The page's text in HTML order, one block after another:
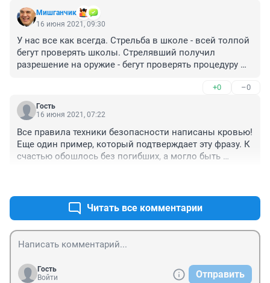
Мишганчик
16 июня 2021, 09:30
У нас все как всегда. Стрельба в школе - всей толпой
бегут проверять школы. Стрелявший получил
разрешение на оружие - бегут проверять процедуру
газовые заправки. Так и бегают туда-сюда, вместо
того, чтобы нормально работу организовать.
+0 –0
Гость
16 июня 2021, 07:22
Все правила техники безопасности написаны кровью!
Еще один пример, который подтверждает эту фразу. К
счастью обошлось без погибших, а могло быть
Читать все комментарии
Гость
Войти
Отправить